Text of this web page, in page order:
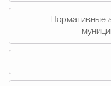
Нормативные